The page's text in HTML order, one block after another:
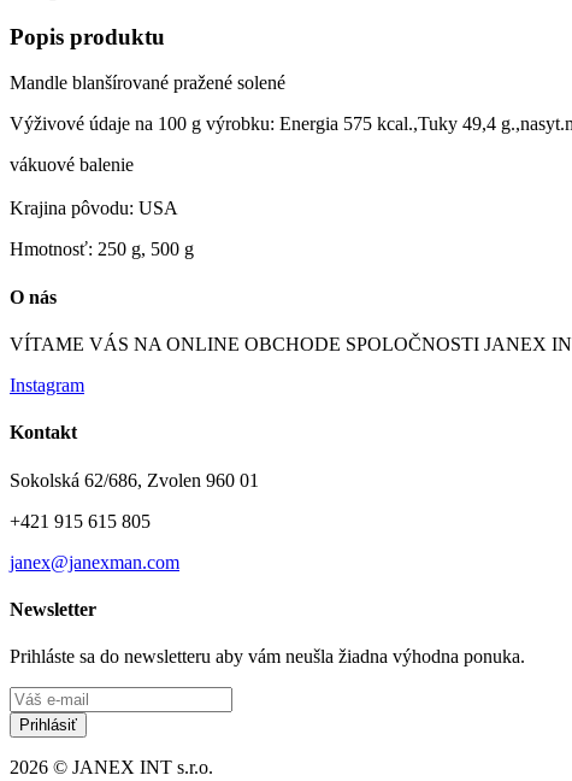
Popis produktu
Mandle blanšírované pražené solené
Výživové údaje na 100 g výrobku: Energia 575 kcal.,Tuky 49,4
vákuové balenie
Krajina pôvodu: USA
Hmotnosť: 250 g, 500 g
O nás
VÍTAME VÁS NA ONLINE OBCHODE SPOLOČNOSTI JANEX
Instagram
Kontakt
Sokolská 62/686, Zvolen 960 01
+421 915 615 805
janex@janexman.com
Newsletter
Prihláste sa do newsletteru aby vám neušla žiadna výhodna ponuka.
Prihlásiť
2026 © JANEX INT s.r.o.